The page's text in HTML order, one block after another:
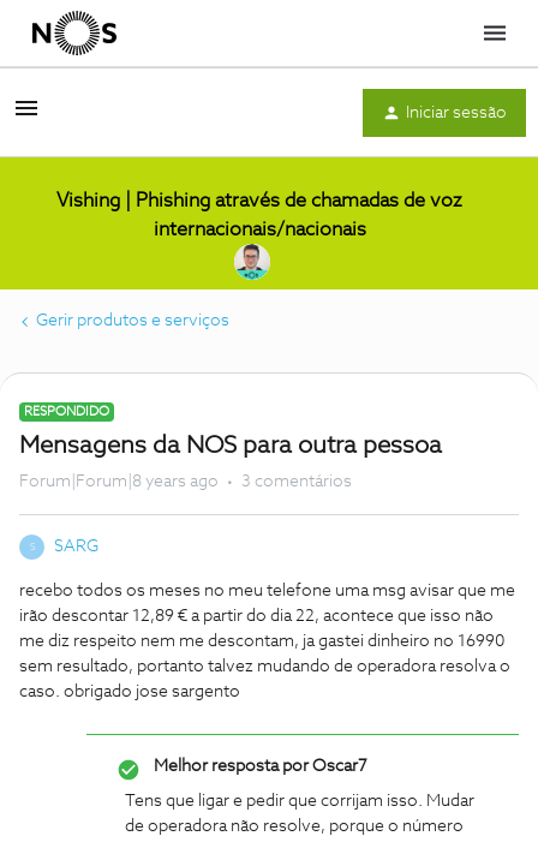
Menu
Iniciar sessão
Vishing | Phishing através de chamadas de voz
internacionais/nacionais
Gerir produtos e serviços
RESPONDIDO
Mensagens da NOS para outra pessoa
Forum|Forum|8 years ago 3 comentários
S SARG
recebo todos os meses no meu telefone uma msg avisar que me
irão descontar 12,89 € a partir do dia 22, acontece que isso não
me diz respeito nem me descontam, ja gastei dinheiro no 16990
sem resultado, portanto talvez mudando de operadora resolva o
caso. obrigado jose sargento
Melhor resposta porOscar7
Tens que ligar e pedir que corrijam isso. Mudar
de operadora não resolve, porque o número